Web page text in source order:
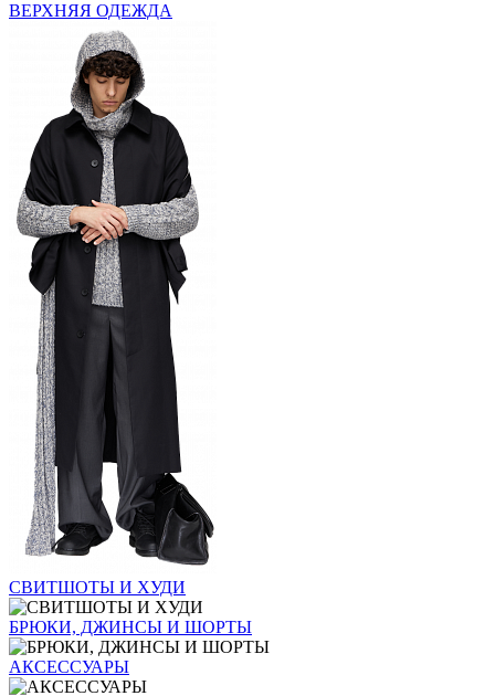
ВЕРХНЯЯ ОДЕЖДА
СВИТШОТЫ И ХУДИ
БРЮКИ, ДЖИНСЫ И ШОРТЫ
АКСЕССУАРЫ